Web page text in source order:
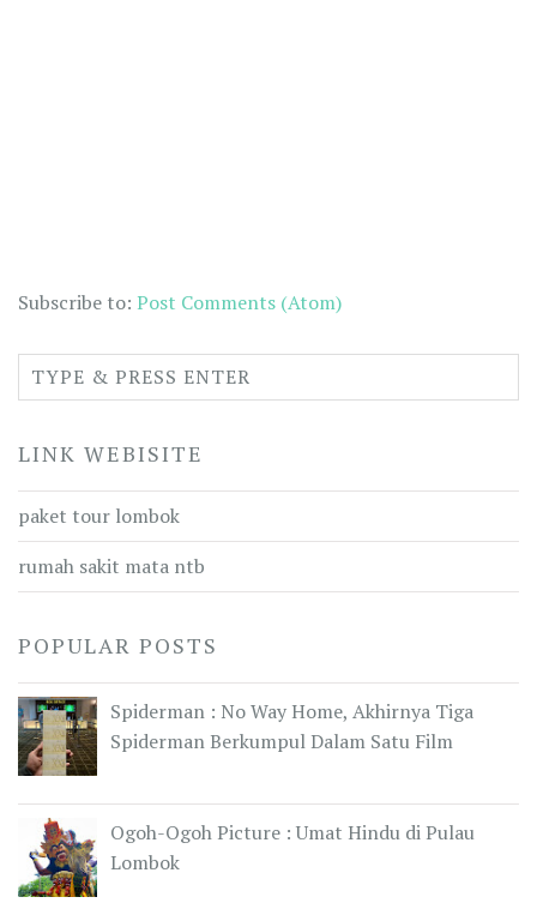
Subscribe to: Post Comments (Atom)
LINK WEBISITE
paket tour lombok
rumah sakit mata ntb
POPULAR POSTS
Spiderman : No Way Home, Akhirnya Tiga
Spiderman Berkumpul Dalam Satu Film
Ogoh-Ogoh Picture : Umat Hindu di Pulau
Lombok